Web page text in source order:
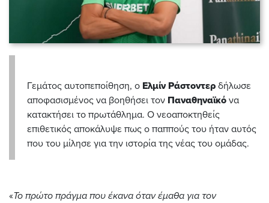
Γεμάτος αυτοπεποίθηση, ο Ελμίν Ράστοντερ δήλωσε
αποφασισμένος να βοηθήσει τον Παναθηναϊκό να
κατακτήσει το πρωτάθλημα. Ο νεοαποκτηθείς
επιθετικός αποκάλυψε πως ο παππούς του ήταν αυτός
που του μίλησε για την ιστορία της νέας του ομάδας.
«Το πρώτο πράγμα που έκανα όταν έμαθα για τον